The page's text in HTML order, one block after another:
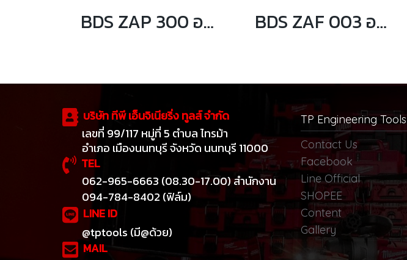
BDS ZAP 300 อแดปเตอร์เพิ่มความยาว 80มม สำหรับก้าน Weldon 19mm BDS ZAF 003 อแดปเตอร์ ดอกเจ็ทบอส แบบ Quick-in
บริษัท ทีพี เอ็นจิเนียริ่ง ทูลส์ จำกัด
เลขที่ 99/117 หมู่ที่ 5 ตำบล ไทรม้า
อำเภอ เมืองนนทบุรี จังหวัด นนทบุรี 11000
TEL
062-965-6663 (08.30-17.00) สำนักงาน
094-784-8402 (ฟิล์ม)
LINE ID
@tptools (มี@ด้วย)
MAIL
TP Engineering Tools
Contact Us
Facebook
Line Official
SHOPEE
Content
Gallery